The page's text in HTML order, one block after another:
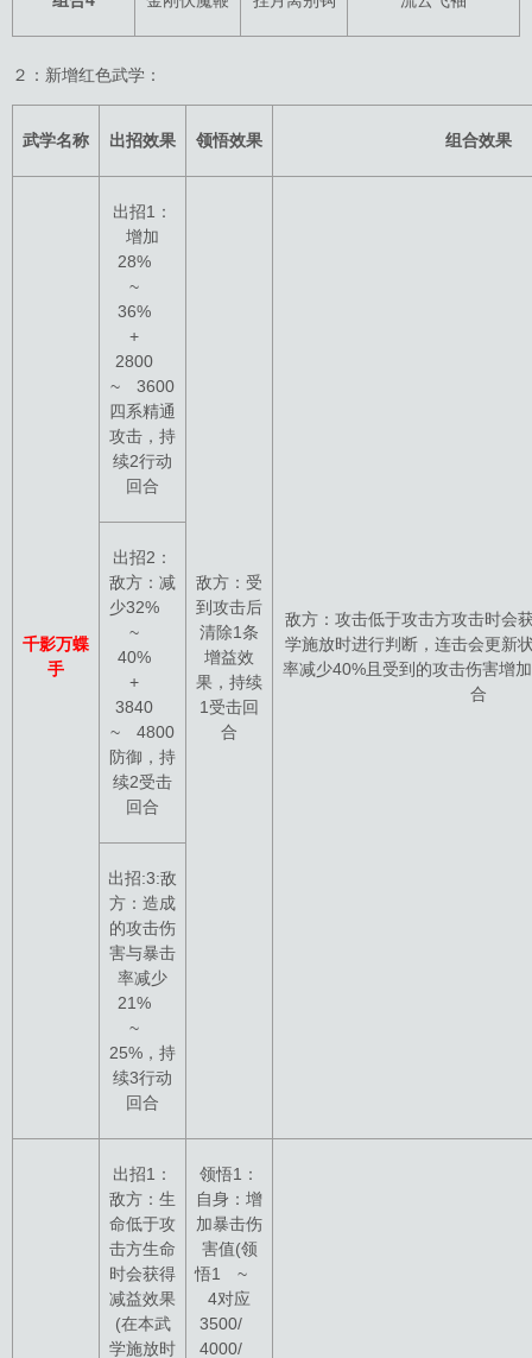
２：新增红色武学：
武学名称 出招效果 领悟效果 组合效果
千影万蝶
手
出招1：
增加
28%
~
36%
+
2800
~ 3600
四系精通
攻击，持
续2行动
回合
敌方：受
到攻击后
清除1条
增益效
果，持续
1受击回
合
敌方：攻击低于攻击方攻击时会
学施放时进行判断，连击会更新
率减少40%且受到的攻击伤害增
合
出招2：
敌方：减
少32%
~
40%
+
3840
~ 4800
防御，持
续2受击
回合
出招:3:敌
方：造成
的攻击伤
害与暴击
率减少
21%
~
25%，持
续3行动
回合
出招1：
敌方：生
命低于攻
击方生命
时会获得
减益效果
(在本武
学施放时
领悟1：
自身：增
加暴击伤
害值(领
悟1 ~
4对应
3500/
4000/